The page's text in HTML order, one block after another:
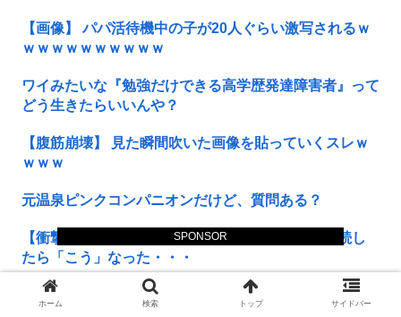
SPONSOR
【画像】 パパ活待機中の子が20人ぐらい激写されるｗ
ｗｗｗｗｗｗｗｗｗｗ
ワイみたいな『勉強だけできる高学歴発達障害者』って
どう生きたらいいんや？
【腹筋崩壊】 見た瞬間吹いた画像を貼っていくスレｗ
ｗｗｗ
元温泉ピンクコンパニオンだけど、質問ある？
【衝撃】 ワイ、保険金2億円と遺産6000万円を相続し
たら「こう」なった・・・
【田舎のミステリー】 タヌキが人間に化ける説、これ
ホーム 検索 トップ サイドバー